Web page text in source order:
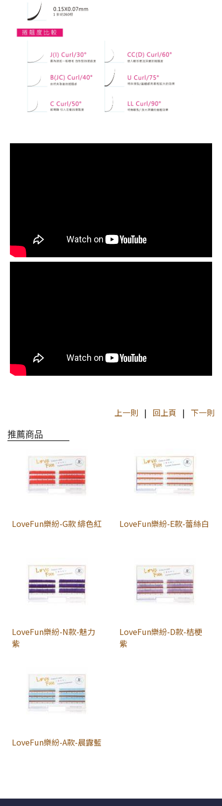
上一則 | 回上頁 | 下一則
推薦商品
LoveFun樂紛-G款 緋色紅 LoveFun樂紛-E款-蕾絲白
LoveFun樂紛-N款-魅力
紫
LoveFun樂紛-D款-桔梗
紫
LoveFun樂紛-A款-晨露藍